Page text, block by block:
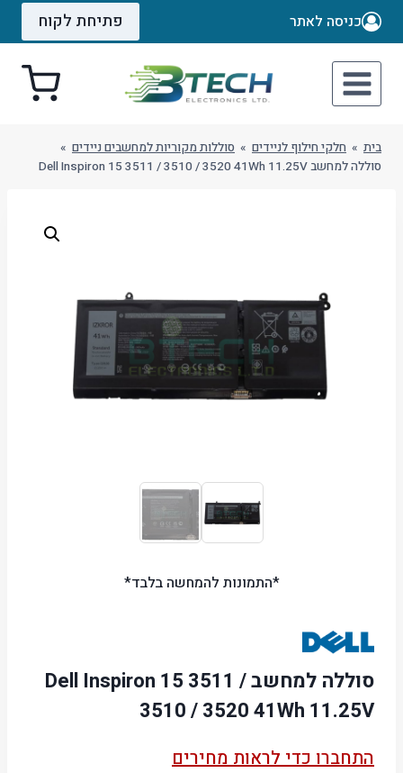
Skip
כניסה לאתר פתיחת לקוח
בית » חלקי חילוף לניידים » סוללות מקוריות למחשבים ניידים »
סוללה למחשב Dell Inspiron 15 3511 / 3510 / 3520 41Wh 11.25V
*התמונות להמחשה בלבד*
סוללה למחשב Dell Inspiron 15 3511 /
3510 / 3520 41Wh 11.25V
התחברו כדי לראות מחירים